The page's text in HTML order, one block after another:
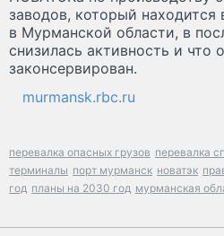
заводов, который находится
в Мурманской области, в
снизилась активность и что
законсервирован.
murmansk.rbc.ru
перевалка опасных грузов перевалка
терминалы порт мурманск новатэк
год планы на 2030 год мурманская